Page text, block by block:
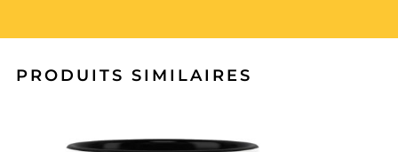
PRODUITS SIMILAIRES